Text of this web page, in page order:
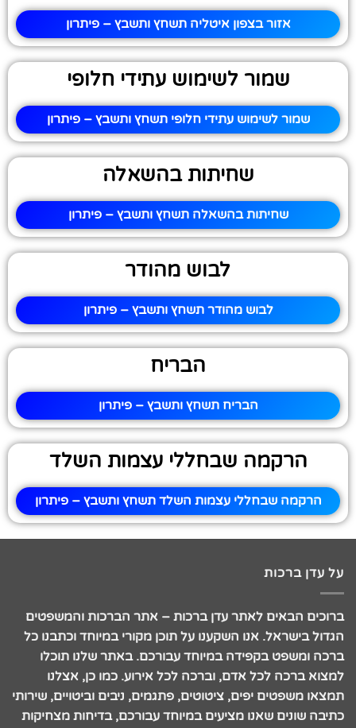
אזור בצפון איטליה תשחץ ותשבץ – פיתרון
שמור לשימוש עתידי חלופי
שמור לשימוש עתידי חלופי תשחץ ותשבץ – פיתרון
שחיתות בהשאלה
שחיתות בהשאלה תשחץ ותשבץ – פיתרון
לבוש מהודר
לבוש מהודר תשחץ ותשבץ – פיתרון
הבריח
הבריח תשחץ ותשבץ – פיתרון
הרקמה שבחללי עצמות השלד
הרקמה שבחללי עצמות השלד תשחץ ותשבץ – פיתרון
על עדן ברכות
ברוכים הבאים לאתר עדן ברכות – אתר הברכות והמשפטים
הגדול בישראל. אנו השקענו על תוכן מקורי במיוחד וכתבנו כל
ברכה ומשפט בקפידה במיוחד עבורכם. באתר שלנו תוכלו
למצוא ברכה לכל אדם, וברכה לכל אירוע. כמו כן, אצלנו
תמצאו משפטים יפים, ציטוטים, פתגמים, ניבים וביטויים, שירותי
כתיבה שונים שאנו מציעים במיוחד עבורכם, בדיחות מצחיקות